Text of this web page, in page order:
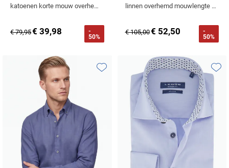
Tommy Hilfiger
Tramarossa
Vanguard
William Lockie
Alle Merken
katoenen korte mouw overhemd beige gemeleerd
€ 79,95€ 39,98
-
50%
linnen overhemd mouwlengte 7 beige normale fit
€ 105,00€ 52,50
-
50%
Toevoegen aan favorieten